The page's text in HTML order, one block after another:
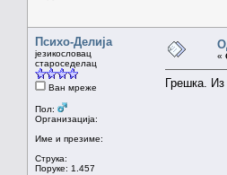
Психо-Делија
језикословац
староседелац
Ван мреже
Пол:
Организација:
Име и презиме:
Струка:
Поруке: 1.457
«
Грешка. Из